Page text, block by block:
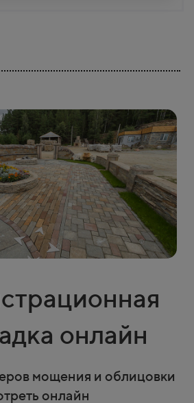
онлайн
мощения и облицовки
онлайн